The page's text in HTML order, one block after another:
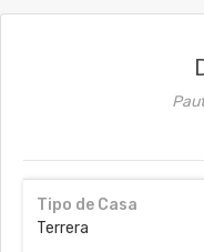
Tipo de Casa
Terrera